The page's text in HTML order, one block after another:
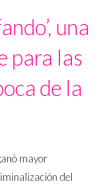
una
para las
de la
mayor
del